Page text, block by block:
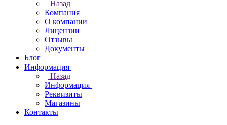
Назад
Компания
О компании
Лицензии
Отзывы
Документы
Блог
Информация
Назад
Информация
Реквизиты
Магазины
Контакты